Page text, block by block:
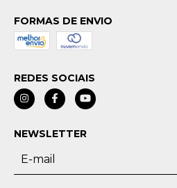
FORMAS DE ENVIO
REDES SOCIAIS
NEWSLETTER